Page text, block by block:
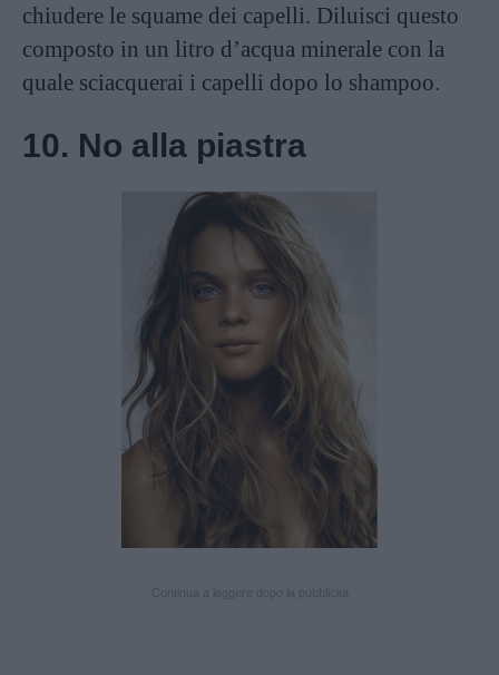
chiudere le squame dei capelli. Diluisci questo
composto in un litro d’acqua minerale con la
quale sciacquerai i capelli dopo lo shampoo.
10. No alla piastra